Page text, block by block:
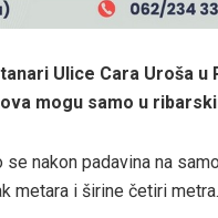
Ulice Cara Uroša u
mogu samo u
se nakon padavina na
metara i širine četiri metra.